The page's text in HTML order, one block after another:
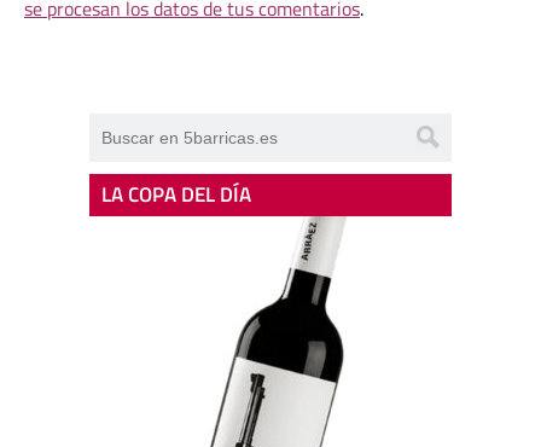
se procesan los datos de tus comentarios.
LA COPA DEL DÍA